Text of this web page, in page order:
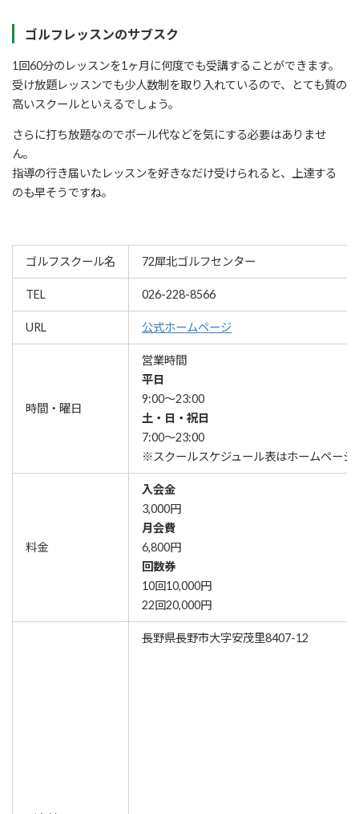
ゴルフレッスンのサブスク
1回60分のレッスンを1ヶ月に何度でも受講することができます。
受け放題レッスンでも少人数制を取り入れているので、とても質の
高いスクールといえるでしょう。
さらに打ち放題なのでボール代などを気にする必要はありませ
ん。
指導の行き届いたレッスンを好きなだけ受けられると、上達する
のも早そうですね。
ゴルフスクール名 72犀北ゴルフセンター
TEL 026-228-8566
URL 公式ホームページ
時間・曜日
営業時間
平日
9:00～23:00
土・日・祝日
7:00～23:00
※スクールスケジュール表はホームページ
料金
入会金
3,000円
月会費
6,800円
回数券
10回10,000円
22回20,000円
長野県長野市大字安茂里8407-12